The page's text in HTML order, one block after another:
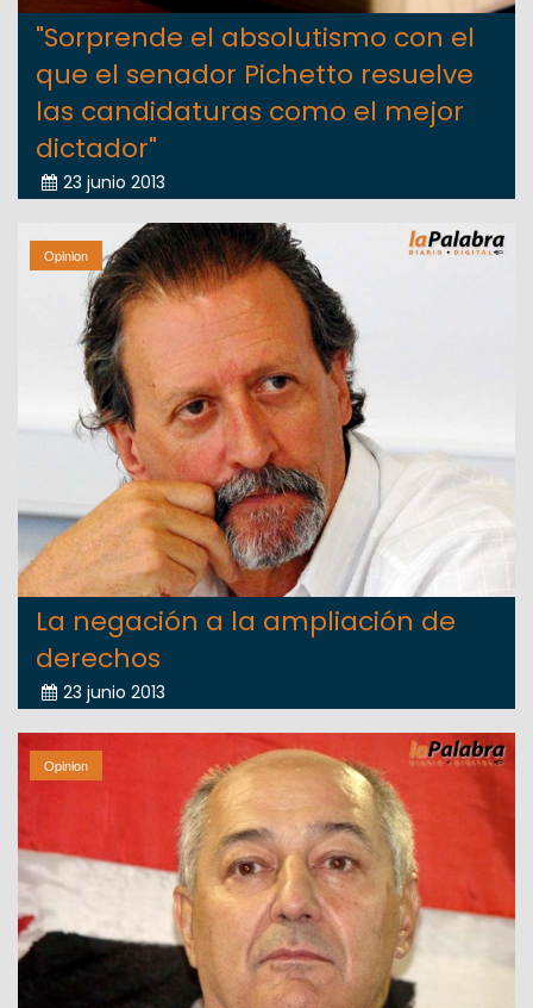
"Sorprende el absolutismo con el
que el senador Pichetto resuelve
las candidaturas como el mejor
dictador"
23 junio 2013
Opinion
La negación a la ampliación de
derechos
23 junio 2013
Opinion